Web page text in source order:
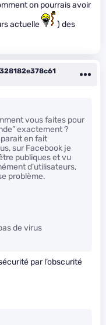
on pourrais avoir
actuelle
) des
vous faites pour
exactement ?
en fait
sur Facebook je
publiques et vu
d’utilisateurs,
problème.
de virus
par l’obscurité